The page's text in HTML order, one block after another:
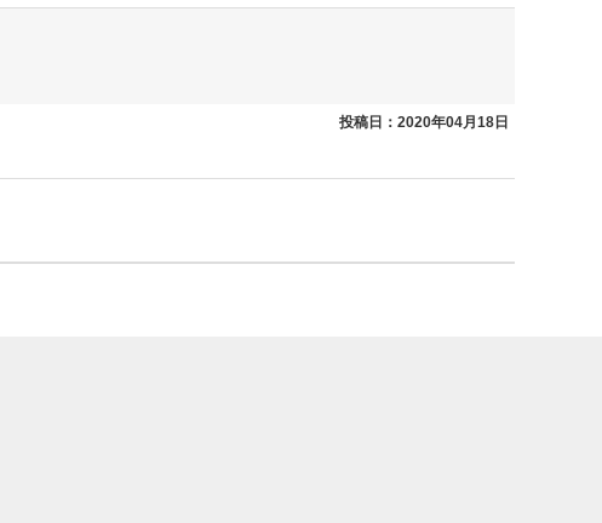
投稿日：2020年04月18日